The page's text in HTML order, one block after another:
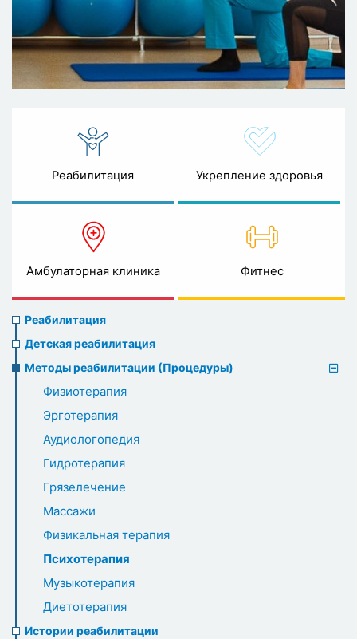
Реабилитация Укрепление здоровья
Амбулаторная клиника Фитнес
Rehabilitation
menu
Реабилитация
Детская реабилитация
Методы реабилитации (Процедуры)
Физиотерапия
Эрготерапия
Аудиологопедия
Гидротерапия
Грязелечение
Массажи
Физикальная терапия
Психотерапия
Музыкотерапия
Диетотерапия
Истории реабилитации